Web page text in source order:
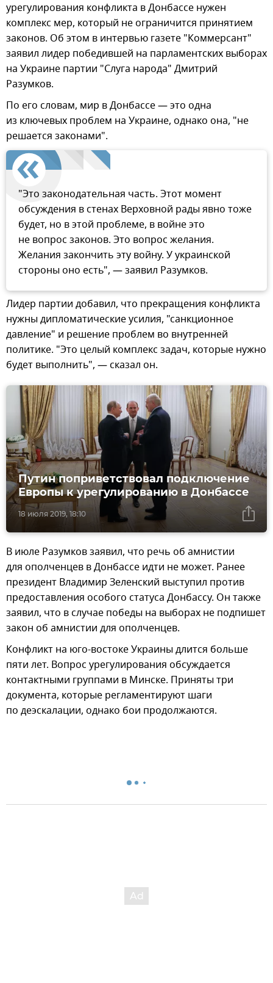
урегулирования конфликта в Донбассе нужен
комплекс мер, который не ограничится принятием
законов. Об этом в интервью газете "Коммерсант"
заявил лидер победившей на парламентских выборах
на Украине партии "Слуга народа" Дмитрий
Разумков.
По его словам, мир в Донбассе — это одна
из ключевых проблем на Украине, однако она, "не
решается законами".
"Это законодательная часть. Этот момент
обсуждения в стенах Верховной рады явно тоже
будет, но в этой проблеме, в войне это
не вопрос законов. Это вопрос желания.
Желания закончить эту войну. У украинской
стороны оно есть", — заявил Разумков.
Лидер партии добавил, что прекращения конфликта
нужны дипломатические усилия, "санкционное
давление" и решение проблем во внутренней
политике. "Это целый комплекс задач, которые нужно
будет выполнить", — сказал он.
18 июля 2019, 18:10
Путин поприветствовал подключение
Европы к урегулированию в Донбассе
В июле Разумков заявил, что речь об амнистии
для ополченцев в Донбассе идти не может. Ранее
президент Владимир Зеленский выступил против
предоставления особого статуса Донбассу. Он также
заявил, что в случае победы на выборах не подпишет
закон об амнистии для ополченцев.
Конфликт на юго-востоке Украины длится больше
пяти лет. Вопрос урегулирования обсуждается
контактными группами в Минске. Приняты три
документа, которые регламентируют шаги
по деэскалации, однако бои продолжаются.